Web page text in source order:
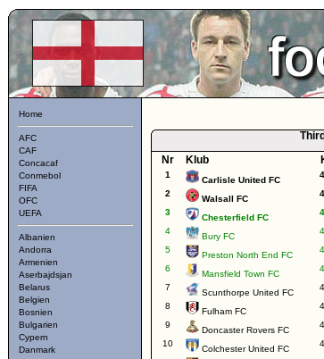
Home
AFC
CAF
Concacaf
Conmebol
FIFA
OFC
UEFA
Albanien
Andorra
Armenien
Aserbajdsjan
Belarus
Belgien
Bosnien
Bulgarien
Cypern
Danmark
Nr
Klub
1
Carlisle United FC
2
Walsall FC
3
Chesterfield FC
4
Bury FC
5
Preston North End FC
6
Mansfield Town FC
7
Scunthorpe United FC
8
Fulham FC
9
Doncaster Rovers FC
10
Colchester United FC